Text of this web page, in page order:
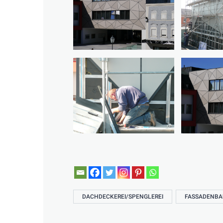
DACHDECKEREI/SPENGLEREI